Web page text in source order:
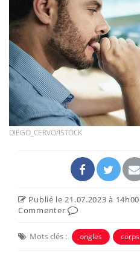
DIEGO_CERVO/ISTOCK
Publié le 21.07.2023 à 14h00
Commenter
Mots clés : ongles corps